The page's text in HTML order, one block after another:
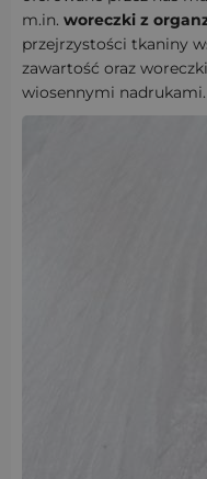
m.in. woreczki z
przejrzystości tkaniny
zawartość oraz
wiosennymi nadrukami.